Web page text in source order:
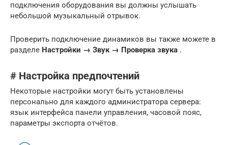
подключения оборудования вы должны услышать
небольшой музыкальный отрывок.
Проверить подключение динамиков вы также можете в
разделе Настройки → Звук → Проверка звука .
# Настройка предпочтений
Некоторые настройки могут быть установлены
персонально для каждого администратора сервера:
язык интерфейса панели управления, часовой пояс,
параметры экспорта отчётов.